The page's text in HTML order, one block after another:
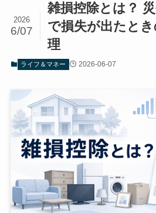
雑損控除とは？
で損失が出たと
理
2026
6/07
ライフ＆マネー 2026-06-07